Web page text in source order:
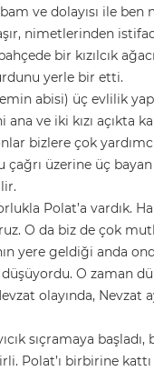
ve dolayısı ile ben
nimetlerinden
bir kızılcık ağacı
yerle bir etti.
abisi) üç evlilik
ve iki kızı açıkta
bizlere çok
üzerine üç
Polat’a vardık.
O da biz de çok
yere geldiği anda
O zaman
olayında, Nevzat
sıçramaya
Polat’ı birbirine